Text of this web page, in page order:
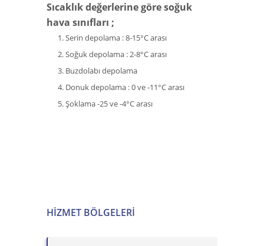
HIZMET BÖLGELERI
Sıcaklık değerlerine göre soğuk
hava sınıfları ;
Serin depolama : 8-15°C arası
Soğuk depolama : 2-8°C arası
Buzdolabı depolama
Donuk depolama : 0 ve -11°C arası
Şoklama -25 ve -4°C arası